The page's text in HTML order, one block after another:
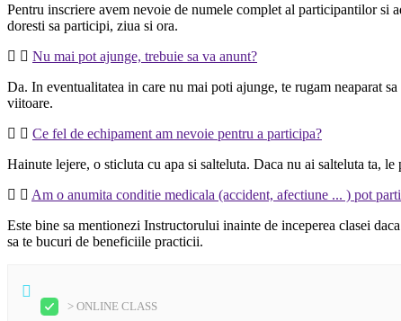
Pentru inscriere avem nevoie de numele complet al participantilor si
doresti sa participi, ziua si ora.
Nu mai pot ajunge, trebuie sa va anunt?
Da. In eventualitatea in care nu mai poti ajunge, te rugam neaparat
viitoare.
Ce fel de echipament am nevoie pentru a participa?
Hainute lejere, o sticluta cu apa si salteluta. Daca nu ai salteluta ta,
Am o anumita conditie medicala (accident, afectiune ... ) pot
Este bine sa mentionezi Instructorului inainte de inceperea clasei
sa te bucuri de beneficiile practicii.
> ONLINE CLASS